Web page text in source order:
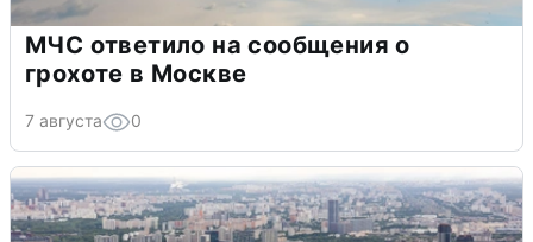
МЧС ответило на сообщения о
грохоте в Москве
7 августа 0